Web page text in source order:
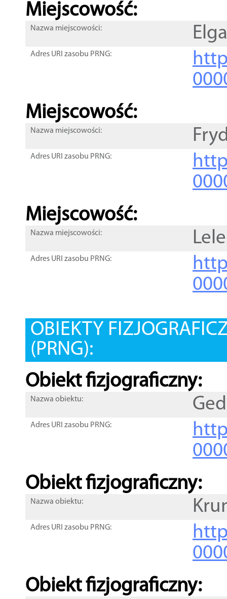
Miejscowość:
Nazwa miejscowości:
Adres URI zasobu PRNG:
Miejscowość:
Nazwa miejscowości:
Adres URI zasobu PRNG:
Miejscowość:
Nazwa miejscowości:
Adres URI zasobu PRNG:
OBIEKTY
(PRNG):
Obiekt fizjograficzny:
Nazwa obiektu:
Adres URI zasobu PRNG:
Obiekt fizjograficzny:
Nazwa obiektu:
Adres URI zasobu PRNG:
Obiekt fizjograficzny: